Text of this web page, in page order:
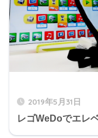
2019年5月31日
レゴWeDoでエレ